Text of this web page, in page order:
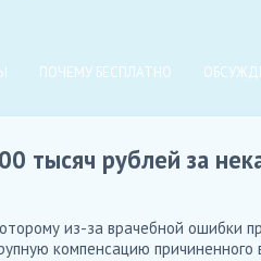
ПОЧЕМУ БЕСПЛАТНО
тысяч рублей за
из-за врачебной ошибки
компенсацию причиненного